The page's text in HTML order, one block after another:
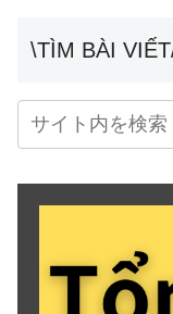
\TÌM BÀI